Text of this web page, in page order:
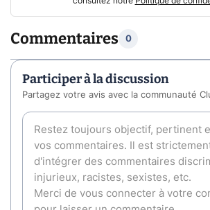
Commentaires 0
Participer à la discussion
Partagez votre avis avec la communauté